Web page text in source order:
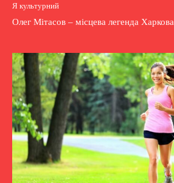
Я культурний
Олег Мітасов – місцева легенда Харкова